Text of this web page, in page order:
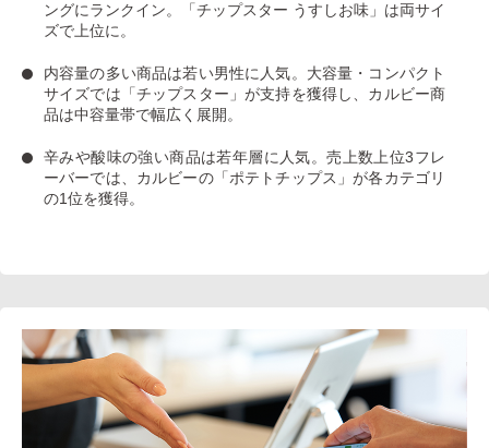
ングにランクイン。
「チップスター うすしお味」 は両サイ
ズで上位に。
内容量の多い商品は若い男性に人気。大容量・コンパクト
サイズでは「チップスター」が支持を獲得し、カルビー商
品は中容量帯で幅広く展開。
辛みや酸味の強い商品は若年層に人気。売上数上位3フレ
ーバーでは、カルビーの「ポテトチップス」が各カテゴリ
の1位を獲得。